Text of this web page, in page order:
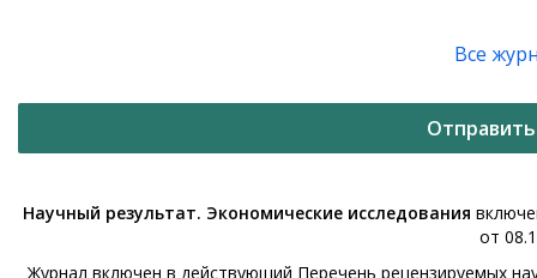
Все
Научный результат. Экономические исследования
от
Журнал включен в действующий Перечень рецензируемых